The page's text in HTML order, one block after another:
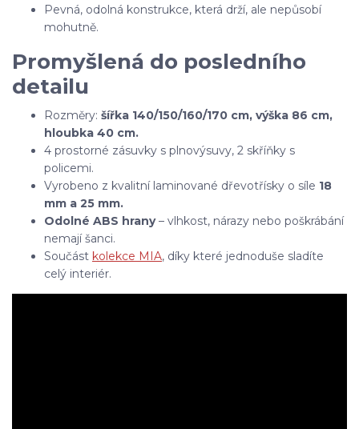
Pevná, odolná konstrukce, která drží, ale nepůsobí
mohutně.
Promyšlená do posledního
detailu
Rozměry: šířka 140/150/160/170 cm, výška 86 cm,
hloubka 40 cm.
4 prostorné zásuvky s plnovýsuvy, 2 skříňky s
policemi.
Vyrobeno z kvalitní laminované dřevotřísky o síle 18
mm a 25 mm.
Odolné ABS hrany– vlhkost, nárazy nebo poškrábání
nemají šanci.
Součást kolekce MIA, díky které jednoduše sladíte
celý interiér.